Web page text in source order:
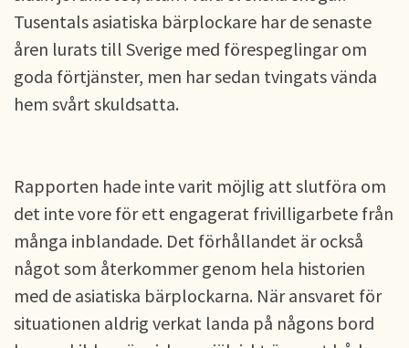
Tusentals asiatiska bärplockare har de senaste
åren lurats till Sverige med förespeglingar om
goda förtjänster, men har sedan tvingats vända
hem svårt skuldsatta.
Rapporten hade inte varit möjlig att slutföra om
det inte vore för ett engagerat frivilligarbete från
många inblandade. Det förhållandet är också
något som återkommer genom hela historien
med de asiatiska bärplockarna. När ansvaret för
situationen aldrig verkat landa på någons bord